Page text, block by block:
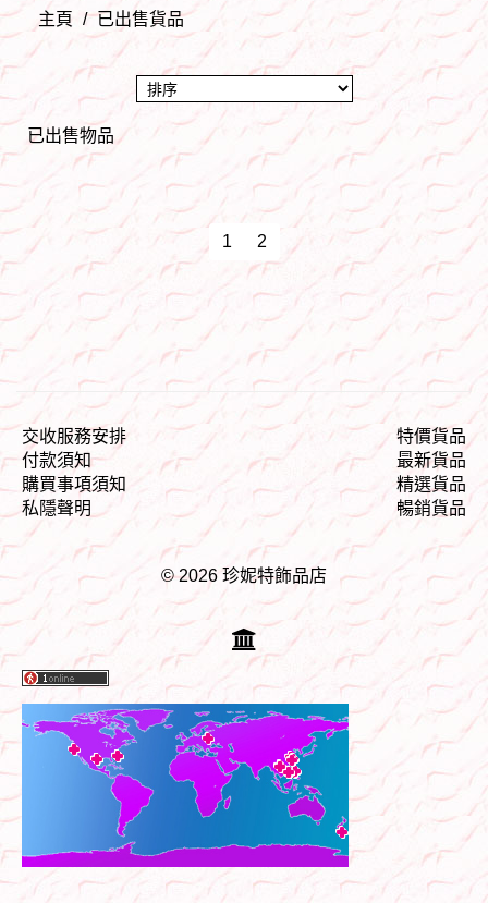
主頁 / 已出售貨品
已出售物品
1 2
交收服務安排
付款須知
購買事項須知
私隱聲明
特價貨品
最新貨品
精選貨品
暢銷貨品
© 2026 珍妮特飾品店